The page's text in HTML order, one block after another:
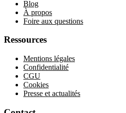
Blog
À propos
Foire aux questions
Ressources
Mentions légales
Confidentialité
CGU
Cookies
Presse et actualités